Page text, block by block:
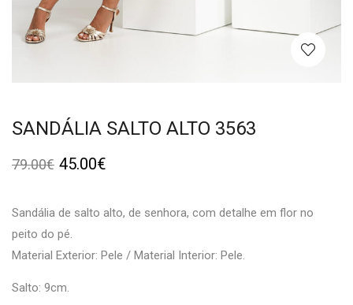
SANDÁLIA SALTO ALTO 3563
79.00€ 45.00€
Sandália de salto alto, de senhora, com detalhe em flor no
peito do pé.
Material Exterior: Pele / Material Interior: Pele.
Salto: 9cm.